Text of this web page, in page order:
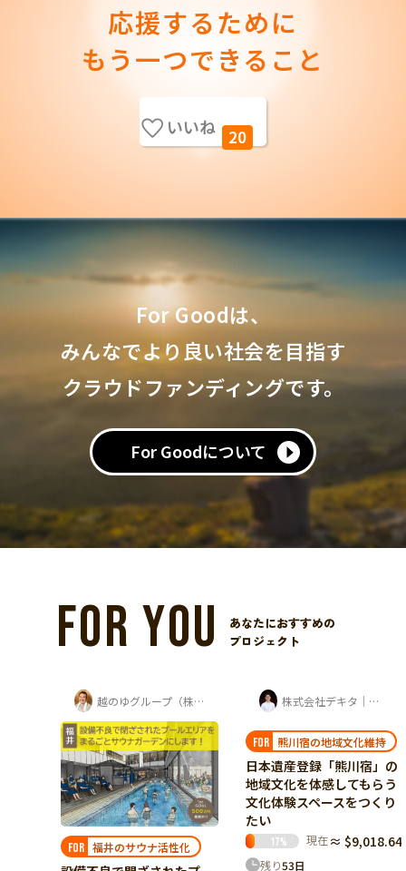
応援するために
もう一つできること
いいね 20
For Goodは、
みんなでより良い社会を目指す
クラウドファンディングです。
For Goodについて
FOR YOU
あなたにおすすめの
プロジェクト
株式会社デキタ｜時岡壮太（山座熊川・八百...
FOR 熊川宿の地域文化維持
日本遺産登録「熊川宿」の
地域文化を体感してもらう
文化体験スペースをつくり
たい
17% 現在≈ $9,018.64
残り53日
LIENU jewelry
FOR 想いを身に纏える形に
蔵前に、想いを形にするデ
ザインアトリエを。結婚指
輪を"選ぶ"から"共に創
る"へ。
58% 現在 ≈ $5,558.44
残り48日